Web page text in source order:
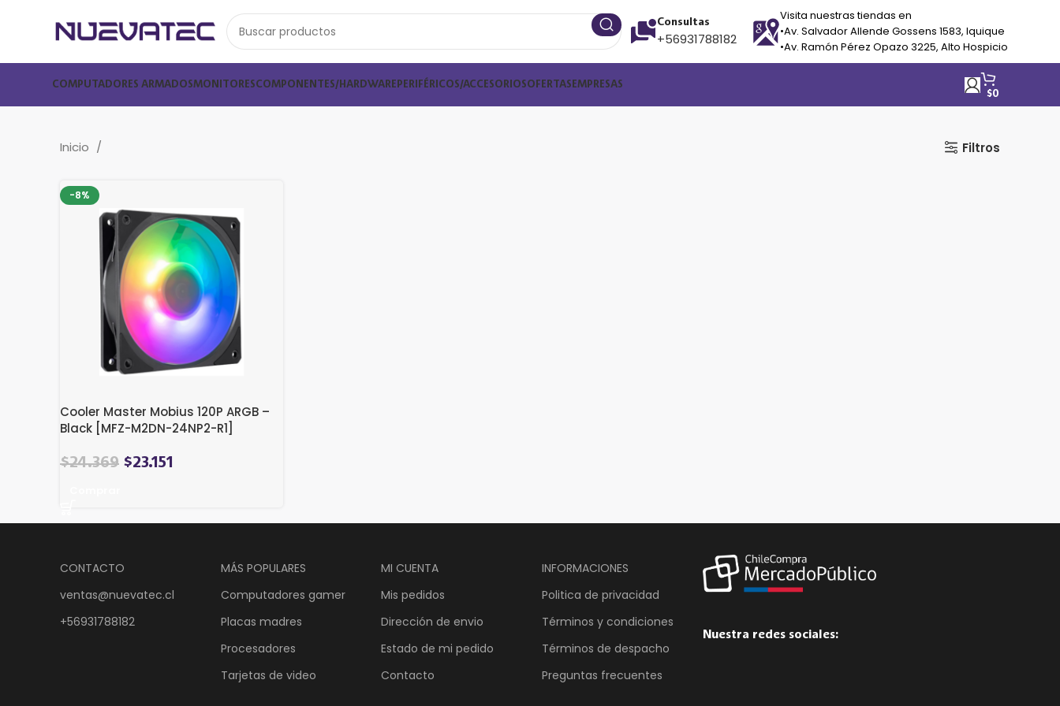
Consultas
+56931788182
Visita nuestras tiendas en
•Av. Salvador Allende Gossens 1583, Iquique
•Av. Ramón Pérez Opazo 3225, Alto Hospicio
COMPUTADORES ARMADOSMONITORESCOMPONENTES/HARDWARE PERIFÉRICOS/ACCESORIOSOFERTAS EMPRESAS
$0
Inicio Filtros
-8%
Cooler Master Mobius 120P ARGB –
Black [MFZ-M2DN-24NP2-R1]
El
era:
$24.369El
es:
$23.151
CONTACTO
ventas@nuevatec.cl
+56931788182
MÁS POPULARES
Computadores gamer
Placas madres
Procesadores
Tarjetas de video
MI CUENTA
Mis pedidos
Dirección de envio
Estado de mi pedido
Contacto
INFORMACIONES
Politica de privacidad
Términos y condiciones
Términos de despacho
Preguntas frecuentes
Nuestra redes sociales: